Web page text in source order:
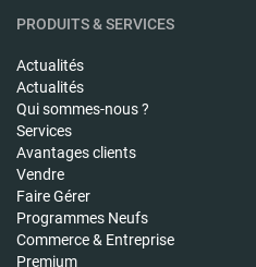
PRODUITS & SERVICES
Actualités
Actualités
Qui sommes-nous ?
Services
Avantages clients
Vendre
Faire Gérer
Programmes Neufs
Commerce & Entreprise
Premium